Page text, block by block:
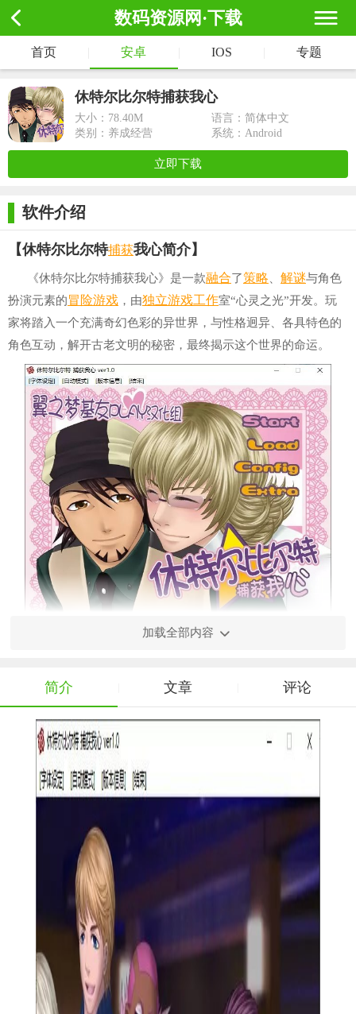
数码资源网·下载
首页 安卓 IOS 专题
休特尔比尔特捕获我心
大小： 78.40M
语言：简体中文
类别：养成经营
系统：Android
立即下载
软件介绍
【休特尔比尔特捕获我心简介】
《休特尔比尔特捕获我心》是一款融合了策略 解谜与角色
扮演元素的冒险游戏 ，由独立游戏工作室“心灵之光”开发。玩
家将踏入一个充满奇幻色彩的异世界，与性格迥异、各具特色的
角色互动，解开古老文明的秘密，最终揭示这个世界的命运。
【休特尔比尔特捕获我心亮点】
的对话和抉择，让玩家的选择影响故事走向，带来多条剧情线。
统，要求玩家在战斗中灵活运用角色的技能和装备，制定战术以
应对各种挑战。
3. 自由探索的开放世界：游戏世界广阔且细节丰富，玩家可
以自由探索每一个角落，发现隐藏的宝藏和秘密区域。
【休特尔比尔特捕获我心功能】
1. 角色成长系统：玩家可以通过完成任务、战斗和与NPC互
动来提升角色的等级和能力，解锁新的技能和装备。
2. 多结局设定：根据玩家的选择和行动，游戏将解锁不同的
结局，让玩家每次游玩都能体验到新的故事。
3. 多人合作模式：支持最多4人在线合作，玩家可以共同解
谜、战斗，体验更加丰富的游戏内容。
加载全部内容
简介 文章 评论